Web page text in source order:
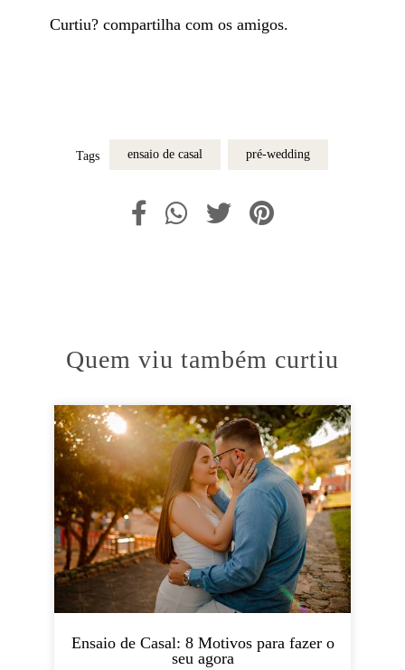
Curtiu? compartilha com os amigos.
Tags ensaio de casal pré-wedding
Quem viu também curtiu
Ensaio de Casal: 8 Motivos para fazer o
seu agora